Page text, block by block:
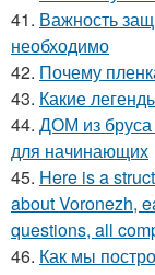
41. Важность
необходимо
42. Почему
43. Какие
44. ДОМ из бруса
для начинающих
45. Here is a
about Voronezh,
questions, all
46. Как мы